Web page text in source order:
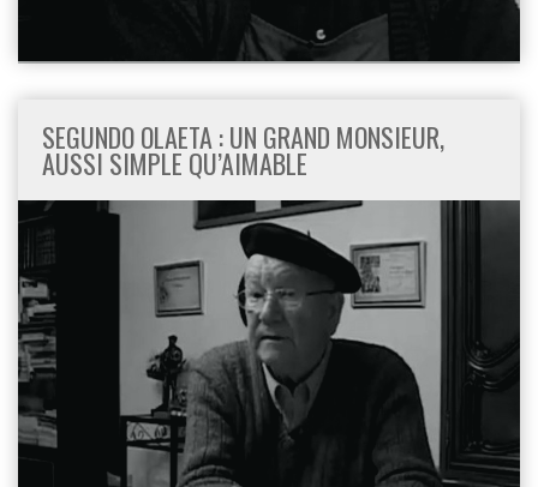
SEGUNDO OLAETA : UN GRAND MONSIEUR,
AUSSI SIMPLE QU’AIMABLE